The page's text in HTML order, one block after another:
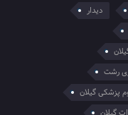
دیدار
رشت
پزشکی گیلان